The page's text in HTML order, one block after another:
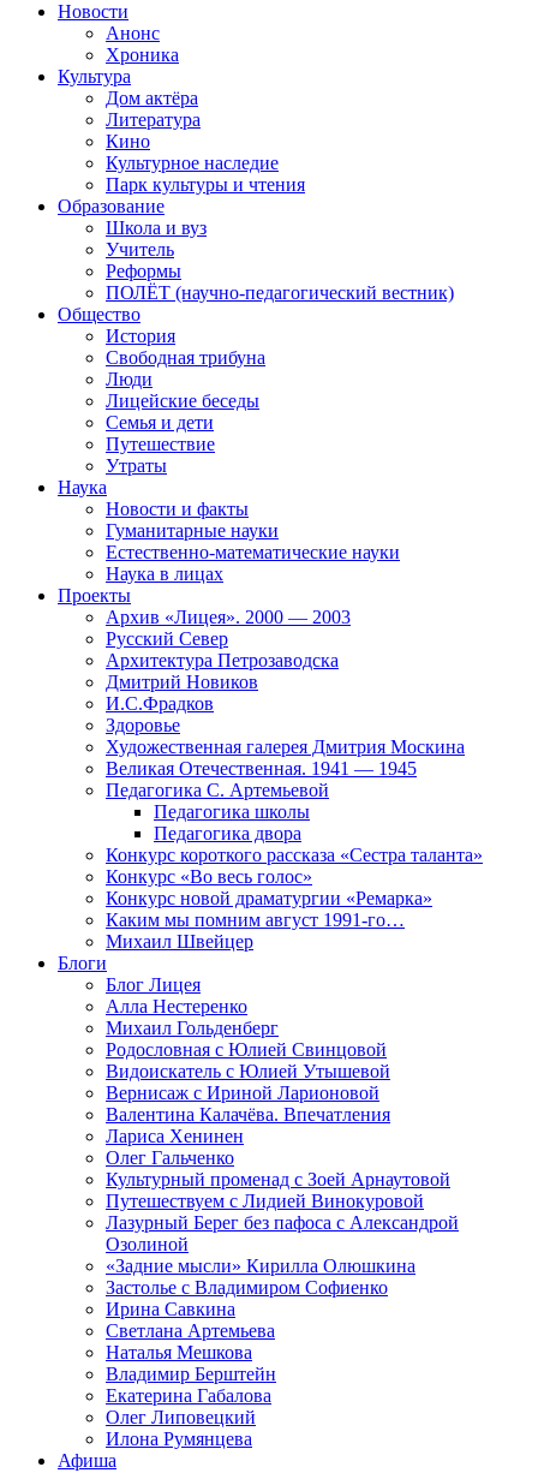
Новости
Анонс
Хроника
Культура
Дом актёра
Литература
Кино
Культурное наследие
Парк культуры и чтения
Образование
Школа и вуз
Учитель
Реформы
ПОЛЁТ (научно-педагогический вестник)
Общество
История
Свободная трибуна
Люди
Лицейские беседы
Семья и дети
Путешествие
Утраты
Наука
Новости и факты
Гуманитарные науки
Естественно-математические науки
Наука в лицах
Проекты
Архив «Лицея». 2000 — 2003
Русский Север
Архитектура Петрозаводска
Дмитрий Новиков
И.С.Фрадков
Здоровье
Художественная галерея Дмитрия Москина
Великая Отечественная. 1941 — 1945
Педагогика С. Артемьевой
Педагогика школы
Педагогика двора
Конкурс короткого рассказа «Сестра таланта»
Конкурс «Во весь голос»
Конкурс новой драматургии «Ремарка»
Каким мы помним август 1991-го…
Михаил Швейцер
Блоги
Блог Лицея
Алла Нестеренко
Михаил Гольденберг
Родословная с Юлией Свинцовой
Видоискатель с Юлией Утышевой
Вернисаж с Ириной Ларионовой
Валентина Калачёва. Впечатления
Лариса Хенинен
Олег Гальченко
Культурный променад с Зоей Арнаутовой
Путешествуем с Лидией Винокуровой
Лазурный Берег без пафоса с Александрой
Озолиной
«Задние мысли» Кирилла Олюшкина
Застолье с Владимиром Софиенко
Ирина Савкина
Светлана Артемьева
Наталья Мешкова
Владимир Берштейн
Екатерина Габалова
Олег Липовецкий
Илона Румянцева
Афиша